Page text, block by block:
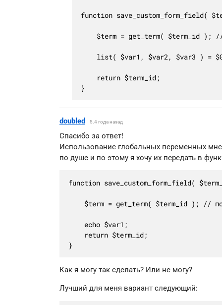
function save_custom_form_field(
}
doubled 5.4 года назад
Спасибо за ответ!
Использование глобальных переменных
по душе и по этому я хочу их передать в
function save_custom_form_field(
}
Как я могу так сделать? Или не могу?
Лучший для меня вариант следующий: